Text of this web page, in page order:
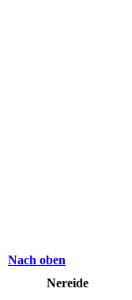
Nach oben
Nereide